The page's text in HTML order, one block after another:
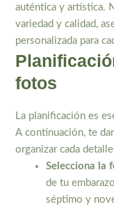
auténtica y artística.
variedad y calidad,
personalizada para
fotos
La planificación es
A continuación, te
organizar cada
Selecciona la
de tu
séptimo y